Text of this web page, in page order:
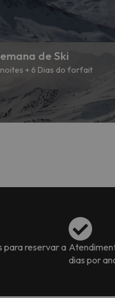
de Ski
+ 6 Dias do forfait
para reservar a
dias por